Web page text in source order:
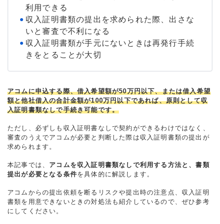
利用できる
収入証明書類の提出を求められた際、出さな
いと審査で不利になる
収入証明書類が手元にないときは再発行手続
きをとることが大切
アコムに申込する際、借入希望額が50万円以下、または借入希望
額と他社借入の合計金額が100万円以下であれば、原則として収
入証明書類なしで手続き可能です。
ただし、必ずしも収入証明書なしで契約ができるわけではなく、
審査のうえでアコムが必要と判断した際は収入証明書類の提出が
求められます。
本記事では、 アコムを収入証明書類なしで利用する方法と、書類
提出が必要となる条件を具体的に解説します。
アコムからの提出依頼を断るリスクや提出時の注意点、収入証明
書類を用意できないときの対処法も紹介しているので、ぜひ参考
にしてください。